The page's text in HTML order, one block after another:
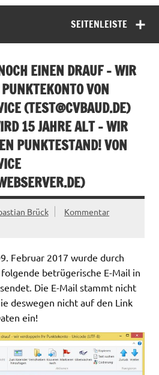
SEITENLEISTE
EINEN DRAUF – WIR
VON
(TEST@CVBAUD.DE)
15 JAHRE ALT – WIR
PUNKTESTAND! VON
)
Brück
Kommentar
Februar 2017 wurde durch
betrügerische E-Mail in
Die E-Mail stammt nicht
deswegen nicht auf den Link
ein!